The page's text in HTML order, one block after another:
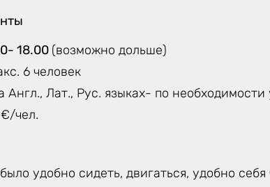
18.00 (возможно дольше)
6 человек
Англ., Лат., Рус. языках- по необходимости
€/чел.
удобно сидеть, двигаться, удобно